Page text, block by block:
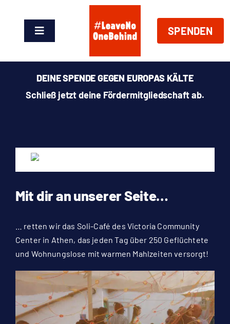
Toggle
News
Über Uns
Spenden
SPENDEN
DEINE SPENDE GEGEN EUROPAS KÄLTE
Schließ jetzt deine Fördermitgliedschaft ab.
Mit dir an unserer Seite…
… retten wir das Soli-Café des Victoria Community
Center in Athen, das jeden Tag über 250 Geflüchtete
und Wohnungslose mit warmen Mahlzeiten versorgt!